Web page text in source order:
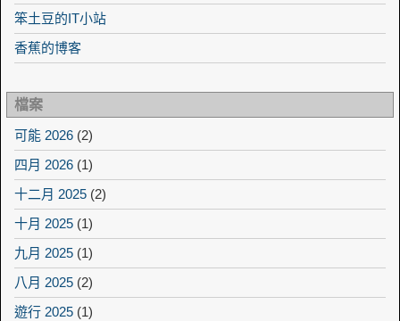
笨土豆的IT小站
香蕉的博客
檔案
可能 2026 (2)
四月 2026 (1)
十二月 2025 (2)
十月 2025 (1)
九月 2025 (1)
八月 2025 (2)
遊行 2025 (1)